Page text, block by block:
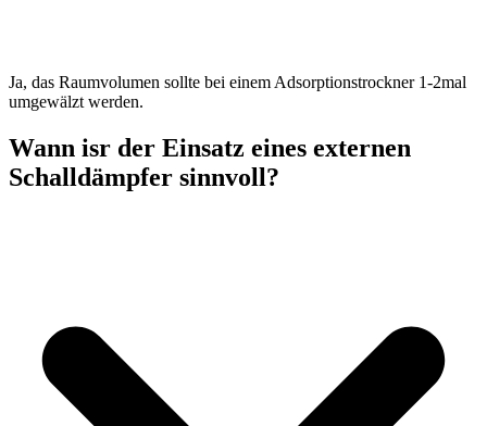
Ja, das Raumvolumen sollte bei einem Adsorptionstrockner 1-2mal
umgewälzt werden.
Wann isr der Einsatz eines externen
Schalldämpfer sinnvoll?